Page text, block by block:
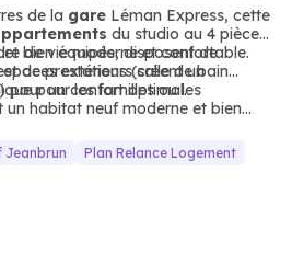
de la gare Léman Express, cette
du studio au 4 pièces,
de vie moderne et confortable.
extérieurs créent un
bien équipés, disposent de
de prestations (salle de bain
pour un confort optimal.
pour les familles ou les
un habitat neuf moderne et bien
Jeanbrun Plan Relance Logement